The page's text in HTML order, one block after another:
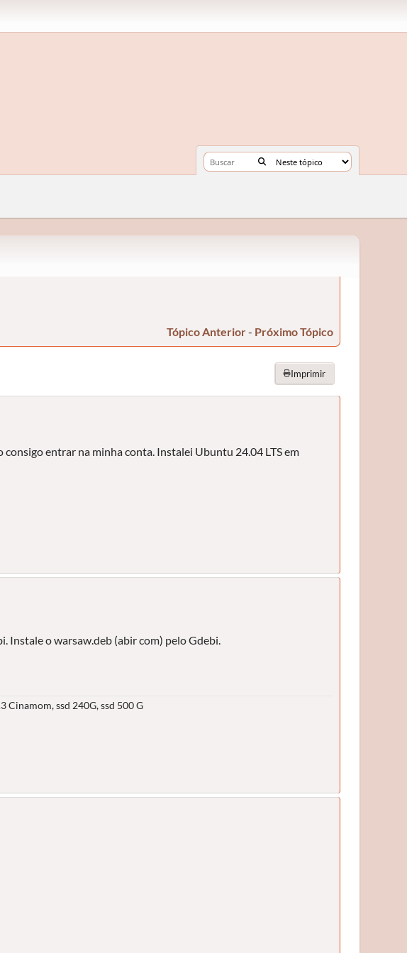
Tópico Anterior- Próximo Tópico
Imprimir
entrar na minha conta. Instalei Ubuntu 24.04 LTS em
Instale o warsaw.deb (abir com) pelo Gdebi.
Cinamom, ssd 240G, ssd 500 G